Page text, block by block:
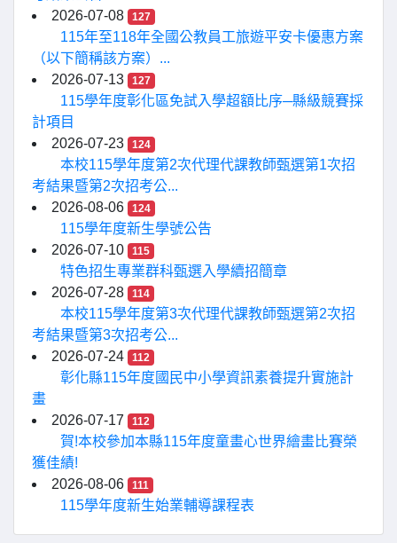
2026-07-08
127
115年至118年全國公教員工旅遊平安卡優惠方案
（以下簡稱該方案）...
2026-07-13
127
115學年度彰化區免試入學超額比序─縣級競賽採
計項目
2026-07-23
124
本校115學年度第2次代理代課教師甄選第1次招
考結果暨第2次招考公...
2026-08-06
124
115學年度新生學號公告
2026-07-10
115
特色招生專業群科甄選入學續招簡章
2026-07-28
114
本校115學年度第3次代理代課教師甄選第2次招
考結果暨第3次招考公...
2026-07-24
112
彰化縣115年度國民中小學資訊素養提升實施計
畫
2026-07-17
112
賀!本校參加本縣115年度童畫心世界繪畫比賽榮
獲佳績!
2026-08-06
111
115學年度新生始業輔導課程表